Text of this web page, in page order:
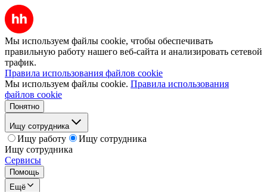
Мы используем файлы cookie, чтобы обеспечивать
правильную работу нашего веб-сайта и анализировать сетевой
трафик.
Правила использования файлов cookie
Мы используем файлы cookie. Правила использования
файлов cookie
Понятно
Ищу сотрудника
Ищу работу
Ищу сотрудника
Ищу сотрудника
Сервисы
Помощь
Ещё